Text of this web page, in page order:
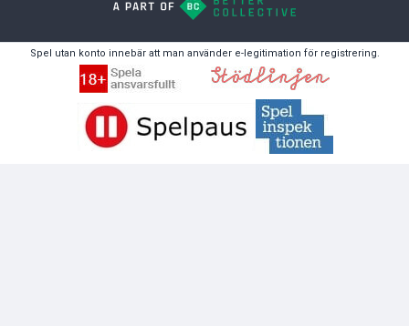
Spel utan konto innebär att man använder e-legitimation för registrering.